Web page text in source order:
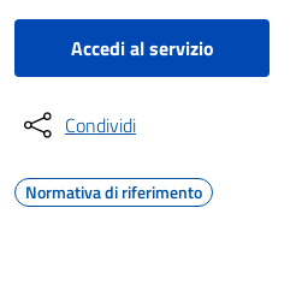
Accedi al servizio
Condividi
Normativa di riferimento